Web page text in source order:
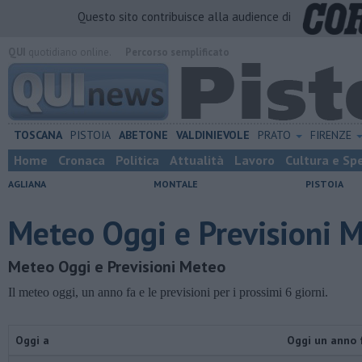
Questo sito contribuisce alla audience di
TOSCANA PISTOIA ABETONE VALDINIEVOLE PRATO FIRENZE
Home Cronaca Politica Attualità Lavoro Cultura e
AGLIANA MONTALE PISTOIA
Meteo Oggi e Previsioni
Meteo Oggi e Previsioni Meteo
Il meteo oggi, un anno fa e le previsioni per i prossimi 6 giorni.
Oggi a Oggi un anno